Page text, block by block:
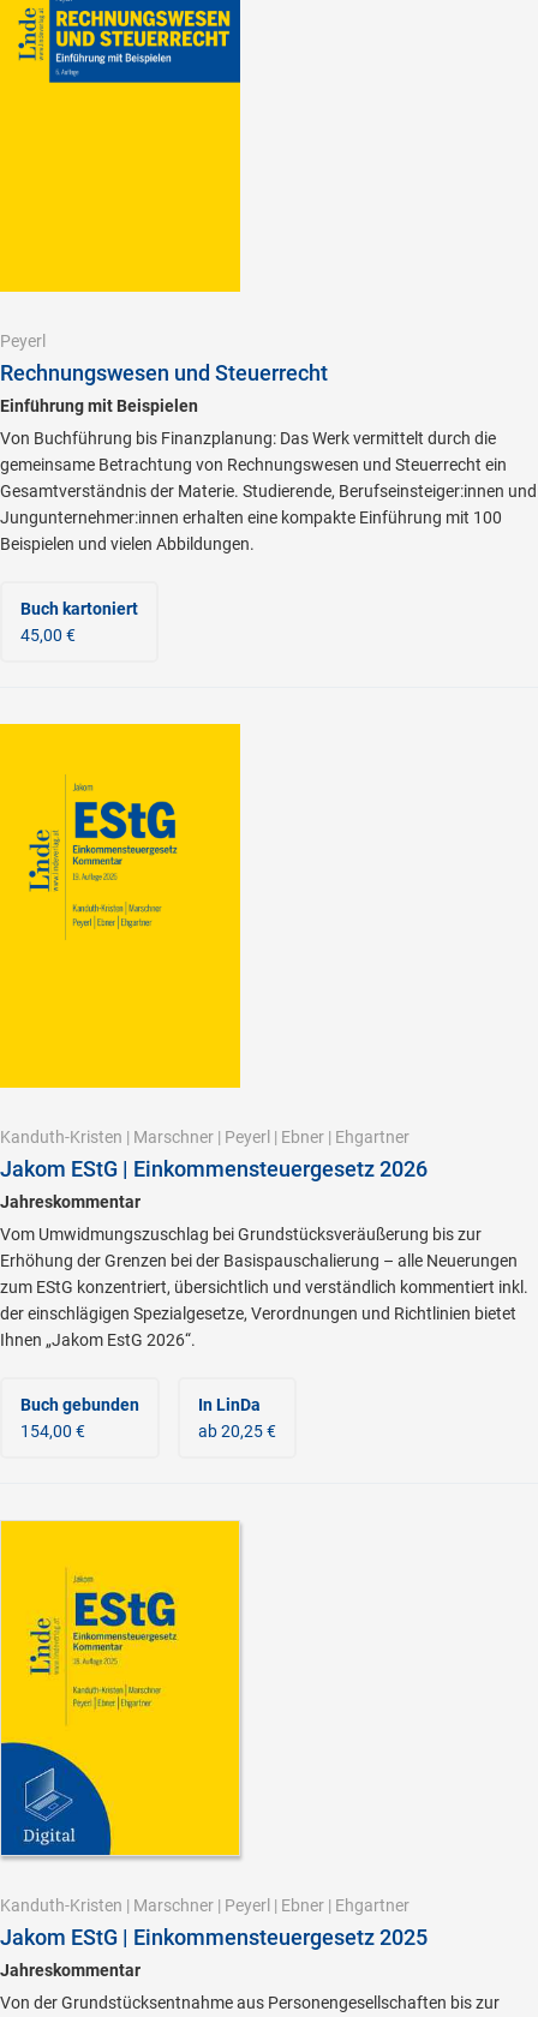
Peyerl
Rechnungswesen und Steuerrecht
Einführung mit Beispielen
Von Buchführung bis Finanzplanung: Das Werk vermittelt durch die
gemeinsame Betrachtung von Rechnungswesen und Steuerrecht ein
Gesamtverständnis der Materie. Studierende, Berufseinsteiger:innen und
Jungunternehmer:innen erhalten eine kompakte Einführung mit 100
Beispielen und vielen Abbildungen.
Buch kartoniert
45,00 €
Kanduth-Kristen | Marschner | Peyerl | Ebner | Ehgartner
Jakom EStG | Einkommensteuergesetz 2026
Jahreskommentar
Vom Umwidmungszuschlag bei Grundstücksveräußerung bis zur
Erhöhung der Grenzen bei der Basispauschalierung – alle Neuerungen
zum EStG konzentriert, übersichtlich und verständlich kommentiert inkl.
der einschlägigen Spezialgesetze, Verordnungen und Richtlinien bietet
Ihnen „Jakom EstG 2026“.
Buch gebunden
154,00 €
In LinDa
ab 20,25 €
Kanduth-Kristen | Marschner | Peyerl | Ebner | Ehgartner
Jakom EStG | Einkommensteuergesetz 2025
Jahreskommentar
Von der Grundstücksentnahme aus Personengesellschaften bis zur